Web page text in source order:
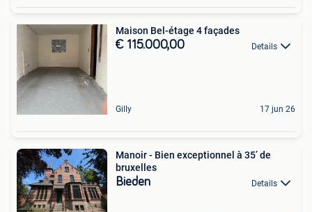
Maison Bel-étage 4 façades
€ 115.000,00 Details
Gilly 17 jun 26
Manoir - Bien exceptionnel à 35’ de
bruxelles
Bieden Details